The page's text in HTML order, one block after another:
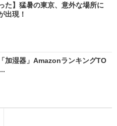
た】猛暑の東京、意外な場所に
出現！
加湿器」AmazonランキングTO